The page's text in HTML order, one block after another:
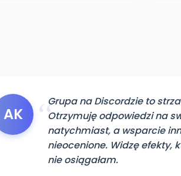
AK
Grupa na Discordzie to
Otrzymuję odpowiedzi na
natychmiast, a wsparcie
nieocenione. Widzę efekty,
nie osiągałam.